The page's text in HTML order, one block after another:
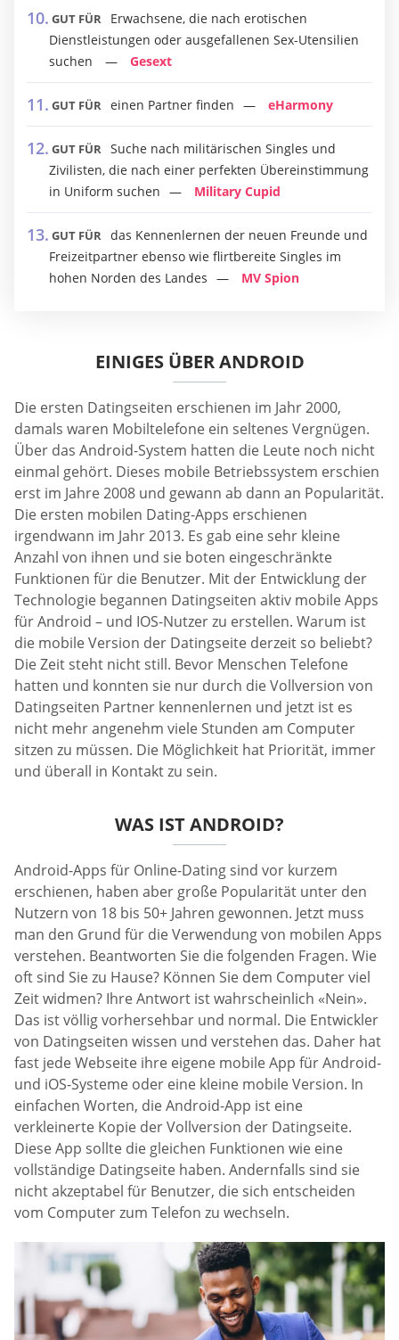
GUT FÜR
Erwachsene, die nach erotischen
Dienstleistungen oder ausgefallenen Sex-Utensilien
suchen
Gesext
GUT FÜR einen Partner finden eHarmony
GUT FÜR Suche nach militärischen Singles und
Zivilisten, die nach einer perfekten Übereinstimmung
in Uniform suchen
Military Cupid
GUT FÜR das Kennenlernen der neuen Freunde und
Freizeitpartner ebenso wie flirtbereite Singles im
hohen Norden des Landes
MV Spion
EINIGES ÜBER ANDROID
Die ersten Datingseiten erschienen im Jahr 2000,
damals waren Mobiltelefone ein seltenes Vergnügen.
Über das Android-System hatten die Leute noch nicht
einmal gehört. Dieses mobile Betriebssystem erschien
erst im Jahre 2008 und gewann ab dann an Popularität.
Die ersten mobilen Dating-Apps erschienen
irgendwann im Jahr 2013. Es gab eine sehr kleine
Anzahl von ihnen und sie boten eingeschränkte
Funktionen für die Benutzer. Mit der Entwicklung der
Technologie begannen Datingseiten aktiv mobile Apps
für Android – und IOS-Nutzer zu erstellen. Warum ist
die mobile Version der Datingseite derzeit so beliebt?
Die Zeit steht nicht still. Bevor Menschen Telefone
hatten und konnten sie nur durch die Vollversion von
Datingseiten Partner kennenlernen und jetzt ist es
nicht mehr angenehm viele Stunden am Computer
sitzen zu müssen. Die Möglichkeit hat Priorität, immer
und überall in Kontakt zu sein.
WAS IST ANDROID?
Android-Apps für Online-Dating sind vor kurzem
erschienen, haben aber große Popularität unter den
Nutzern von 18 bis 50+ Jahren gewonnen. Jetzt muss
man den Grund für die Verwendung von mobilen Apps
verstehen. Beantworten Sie die folgenden Fragen. Wie
oft sind Sie zu Hause? Können Sie dem Computer viel
Zeit widmen? Ihre Antwort ist wahrscheinlich «Nein».
Das ist völlig vorhersehbar und normal. Die Entwickler
von Datingseiten wissen und verstehen das. Daher hat
fast jede Webseite ihre eigene mobile App für Android-
und iOS-Systeme oder eine kleine mobile Version. In
einfachen Worten, die Android-App ist eine
verkleinerte Kopie der Vollversion der Datingseite.
Diese App sollte die gleichen Funktionen wie eine
vollständige Datingseite haben. Andernfalls sind sie
nicht akzeptabel für Benutzer, die sich entscheiden
vom Computer zum Telefon zu wechseln.